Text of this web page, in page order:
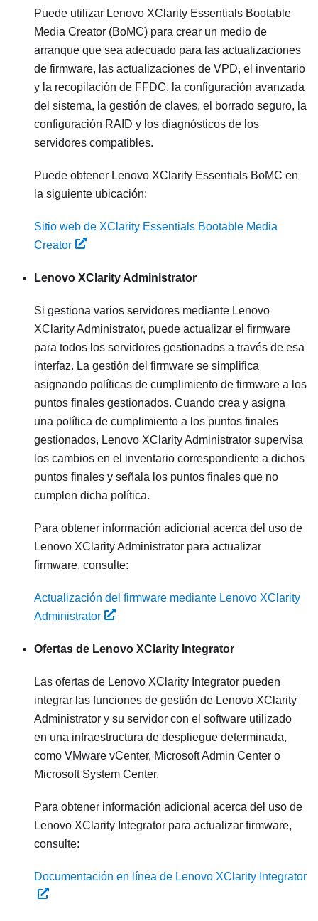
Puede utilizar Lenovo XClarity Essentials Bootable
Media Creator (BoMC) para crear un medio de
arranque que sea adecuado para las actualizaciones
de firmware, las actualizaciones de VPD, el inventario
y la recopilación de FFDC, la configuración avanzada
del sistema, la gestión de claves, el borrado seguro, la
configuración RAID y los diagnósticos de los
servidores compatibles.
Puede obtener Lenovo XClarity Essentials BoMC en
la siguiente ubicación:
Sitio web de XClarity Essentials Bootable Media
Creator
Lenovo XClarity Administrator
Si gestiona varios servidores mediante Lenovo
XClarity Administrator, puede actualizar el firmware
para todos los servidores gestionados a través de esa
interfaz. La gestión del firmware se simplifica
asignando políticas de cumplimiento de firmware a los
puntos finales gestionados. Cuando crea y asigna
una política de cumplimiento a los puntos finales
gestionados, Lenovo XClarity Administrator supervisa
los cambios en el inventario correspondiente a dichos
puntos finales y señala los puntos finales que no
cumplen dicha política.
Para obtener información adicional acerca del uso de
Lenovo XClarity Administrator para actualizar
firmware, consulte:
Actualización del firmware mediante Lenovo XClarity
Administrator
Ofertas de Lenovo XClarity Integrator
Las ofertas de Lenovo XClarity Integrator pueden
integrar las funciones de gestión de Lenovo XClarity
Administrator y su servidor con el software utilizado
en una infraestructura de despliegue determinada,
como VMware vCenter, Microsoft Admin Center o
Microsoft System Center.
Para obtener información adicional acerca del uso de
Lenovo XClarity Integrator para actualizar firmware,
consulte:
Documentación en línea de Lenovo XClarity Integrator